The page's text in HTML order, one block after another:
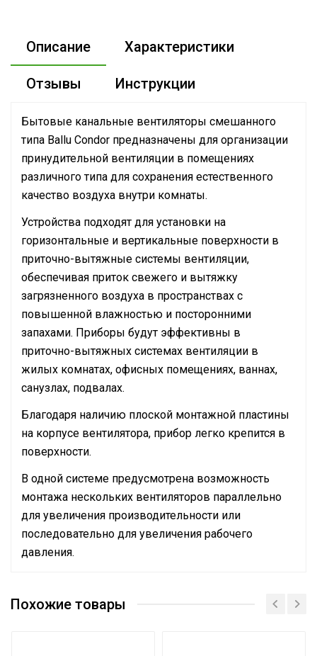
Описание Характеристики
Отзывы Инструкции
Бытовые канальные вентиляторы смешанного
типа Ballu Condor предназначены для организации
принудительной вентиляции в помещениях
различного типа для сохранения естественного
качество воздуха внутри комнаты.
Устройства подходят для установки на
горизонтальные и вертикальные поверхности в
приточно-вытяжные системы вентиляции,
обеспечивая приток свежего и вытяжку
загрязненного воздуха в пространствах с
повышенной влажностью и посторонними
запахами. Приборы будут эффективны в
приточно-вытяжных системах вентиляции в
жилых комнатах, офисных помещениях, ваннах,
санузлах, подвалах.
Благодаря наличию плоской монтажной пластины
на корпусе вентилятора, прибор легко крепится в
поверхности.
В одной системе предусмотрена возможность
монтажа нескольких вентиляторов параллельно
для увеличения производительности или
последовательно для увеличения рабочего
давления.
(расход)Сертификат
Похожие товары